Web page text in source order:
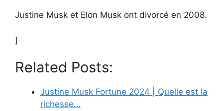
Justine Musk et Elon Musk ont divorcé en 2008.
]
Related Posts:
Justine Musk Fortune 2024 | Quelle est la
richesse…